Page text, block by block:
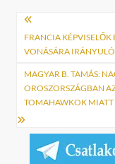
Bejegyzés
navigáció
FRANCIA KÉPVISELŐK
VONÁSÁRA
MAGYAR B. TAMÁS:
OROSZORSZÁGBAN
TOMAHAWKOK MIATT